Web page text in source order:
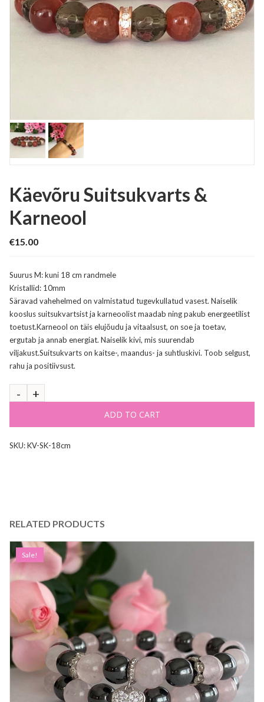
Käevõru Suitsukvarts &
Karneool
€15.00
Suurus M: kuni 18 cm randmele
Kristallid: 10mm
Säravad vahehelmed on valmistatud tugevkullatud vasest. Naiselik
kooslus suitsukvartsist ja karneoolist maadab ning pakub energeetilist
toetust.Karneool on täis elujõudu ja vitaalsust, on soe ja toetav,
ergutab ja annab energiat. Naiselik kivi, mis suurendab
viljakust.Suitsukvarts on kaitse-, maandus- ja suhtluskivi. Toob selgust,
rahu ja positiivsust.
ADD TO CART
SKU:KV-SK-18cm
RELATED PRODUCTS
Sale!